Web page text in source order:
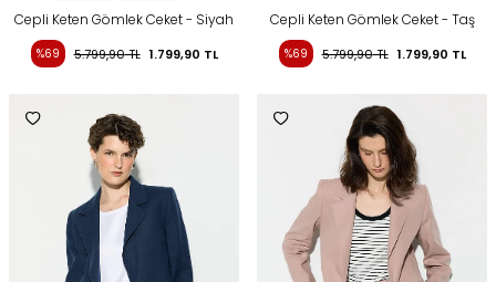
Cepli Keten Gömlek Ceket - Siyah
%69 5.799,90TL 1.799,90 TL
Cepli Keten Gömlek Ceket - Taş
%69 5.799,90TL 1.799,90 TL